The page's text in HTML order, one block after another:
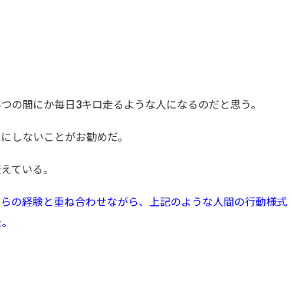
の間にか毎日3キロ走るような人になるのだと思う。
しないことがお勧めだ。
ている。
の経験と重ね合わせながら、上記のような人間の行動様式